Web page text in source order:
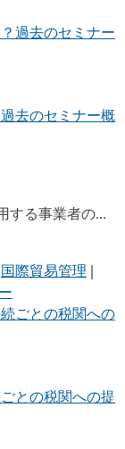
去のセミナー概
する事業者の…
国際貿易管理 |
との税関への提